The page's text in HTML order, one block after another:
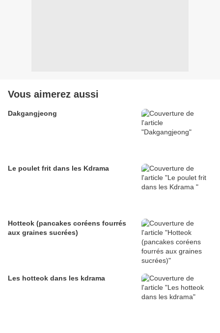
Vous aimerez aussi
Dakgangjeong
Le poulet frit dans les Kdrama
Hotteok (pancakes coréens fourrés
aux graines sucrées)
Les hotteok dans les kdrama